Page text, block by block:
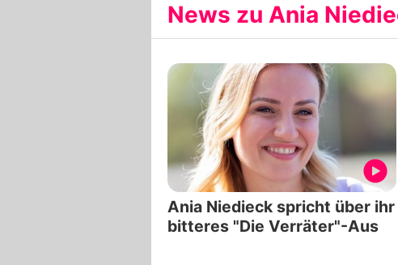
News zu Ania
Ania Niedieck spricht über ihr
bitteres "Die Verräter"-Aus